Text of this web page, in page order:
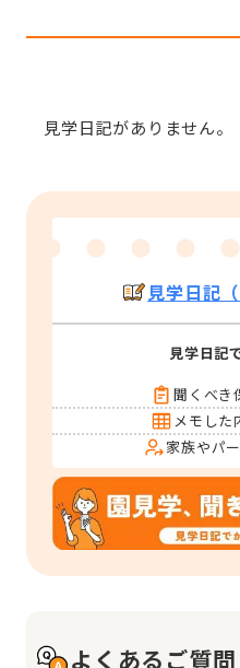
見学日記がありません。
見学日記
見学日記
聞くべき
メモした
家族やパ
よくあるご質問